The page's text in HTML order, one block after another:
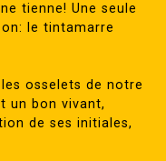
tienne! Une seule
le tintamarre
osselets de notre
un bon vivant,
de ses initiales,